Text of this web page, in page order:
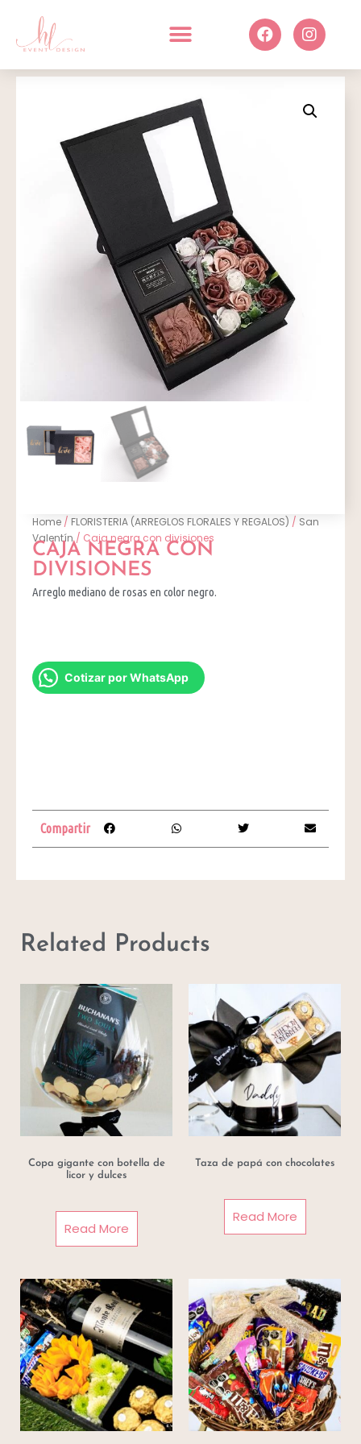
Home / FLORISTERIA (ARREGLOS FLORALES Y REGALOS) / San
Valentín/ Caja negra con divisiones
CAJA NEGRA CON
DIVISIONES
Arreglo mediano de rosas en color negro.
Cotizar por WhatsApp
Compartir
Related Products
Copa gigante con botella de
licor y dulces
Read More
Taza de papá con chocolates
Read More